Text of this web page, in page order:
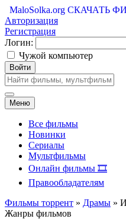
MaloSolka.org СКАЧАТЬ
Авторизация
Регистрация
Логин:
Чужой компьютер
Войти
Меню
Все фильмы
Новинки
Сериалы
Мультфильмы
Онлайн фильмы 🎞️
Правообладателям
Фильмы торрент » Драмы »
Жанры фильмов